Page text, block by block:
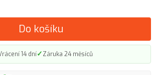
Do košíku
14 dní✓Záruka 24 měsíců